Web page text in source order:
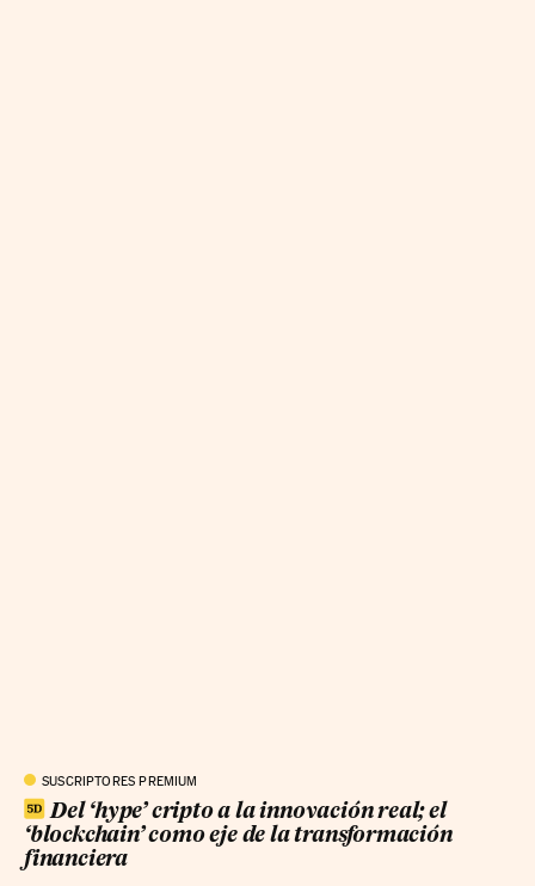
SUSCRIPTORES PREMIUM
Del ‘hype’ cripto a la innovación real; el
‘blockchain’ como eje de la transformación
financiera